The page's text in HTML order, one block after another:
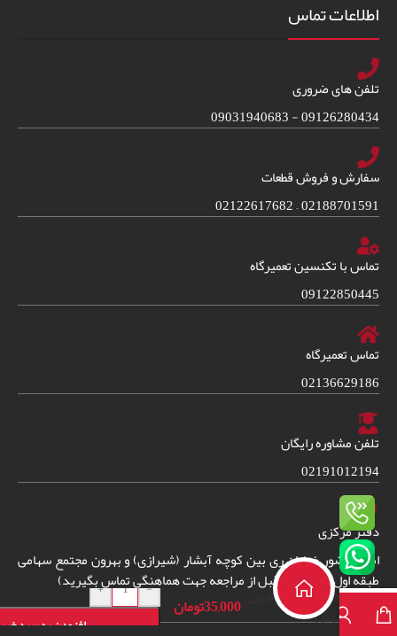
اطلاعات تماس
تلفن های ضروری
09126280434 - 09031940683
سفارش و فروش قطعات
02188701591 – 02122617682
تماس با تکنسین تعمیرگاه
09122850445
تماس تعمیرگاه
02136629186
تلفن مشاوره رایگان
02191012194
دفتر مرکزی
امین حضور خیابان ری بین کوچه آبشار (شیرازی) و بهرون مجتمع سهامی
طبقه اول واحد 38. (قبل از مراجعه جهت هماهنگی تماس بگیرید)دفترچه راهنمای
فارسی یخچال فریزر
بوش
35,000تومان
-
+
افزودن به سبد